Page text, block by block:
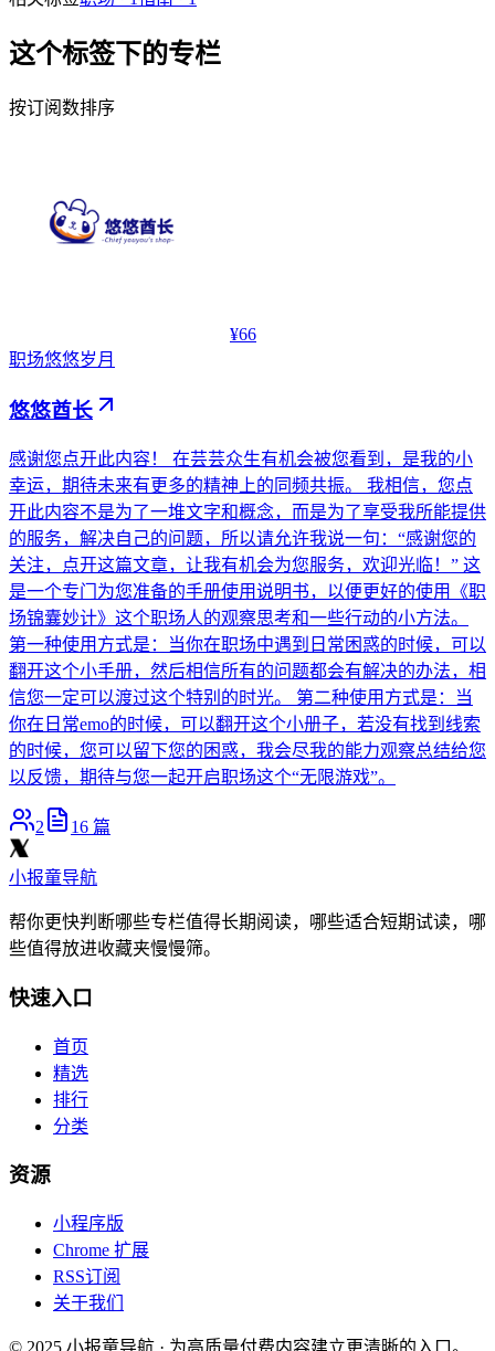
这个标签下的专栏
按订阅数排序
¥66
职场悠悠岁月
悠悠酋长
感谢您点开此内容！ 在芸芸众生有机会被您看到，是我的小
幸运，期待未来有更多的精神上的同频共振。 我相信，您点
开此内容不是为了一堆文字和概念，而是为了享受我所能提供
的服务，解决自己的问题，所以请允许我说一句：“感谢您的
关注，点开这篇文章，让我有机会为您服务，欢迎光临！” 这
是一个专门为您准备的手册使用说明书，以便更好的使用《职
场锦囊妙计》这个职场人的观察思考和一些行动的小方法。
第一种使用方式是：当你在职场中遇到日常困惑的时候，可以
翻开这个小手册，然后相信所有的问题都会有解决的办法，相
信您一定可以渡过这个特别的时光。 第二种使用方式是：当
你在日常emo的时候，可以翻开这个小册子，若没有找到线索
的时候，您可以留下您的困惑，我会尽我的能力观察总结给您
以反馈，期待与您一起开启职场这个“无限游戏”。
2 16 篇
小报童导航
帮你更快判断哪些专栏值得长期阅读，哪些适合短期试读，哪
些值得放进收藏夹慢慢筛。
快速入口
首页
精选
排行
分类
资源
小程序版
Chrome 扩展
RSS订阅
关于我们
© 2025 小报童导航 · 为高质量付费内容建立更清晰的入口。